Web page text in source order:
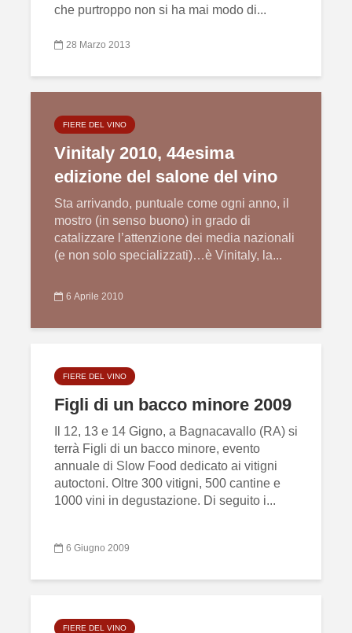
che purtroppo non si ha mai modo di...
28 Marzo 2013
FIERE DEL VINO
Vinitaly 2010, 44esima
edizione del salone del vino
Sta arrivando, puntuale come ogni anno, il
mostro (in senso buono) in grado di
catalizzare l’attenzione dei media nazionali
(e non solo specializzati)…è Vinitaly, la...
6 Aprile 2010
FIERE DEL VINO
Figli di un bacco minore 2009
Il 12, 13 e 14 Gigno, a Bagnacavallo (RA) si
terrà Figli di un bacco minore, evento
annuale di Slow Food dedicato ai vitigni
autoctoni. Oltre 300 vitigni, 500 cantine e
1000 vini in degustazione. Di seguito i...
6 Giugno 2009
FIERE DEL VINO